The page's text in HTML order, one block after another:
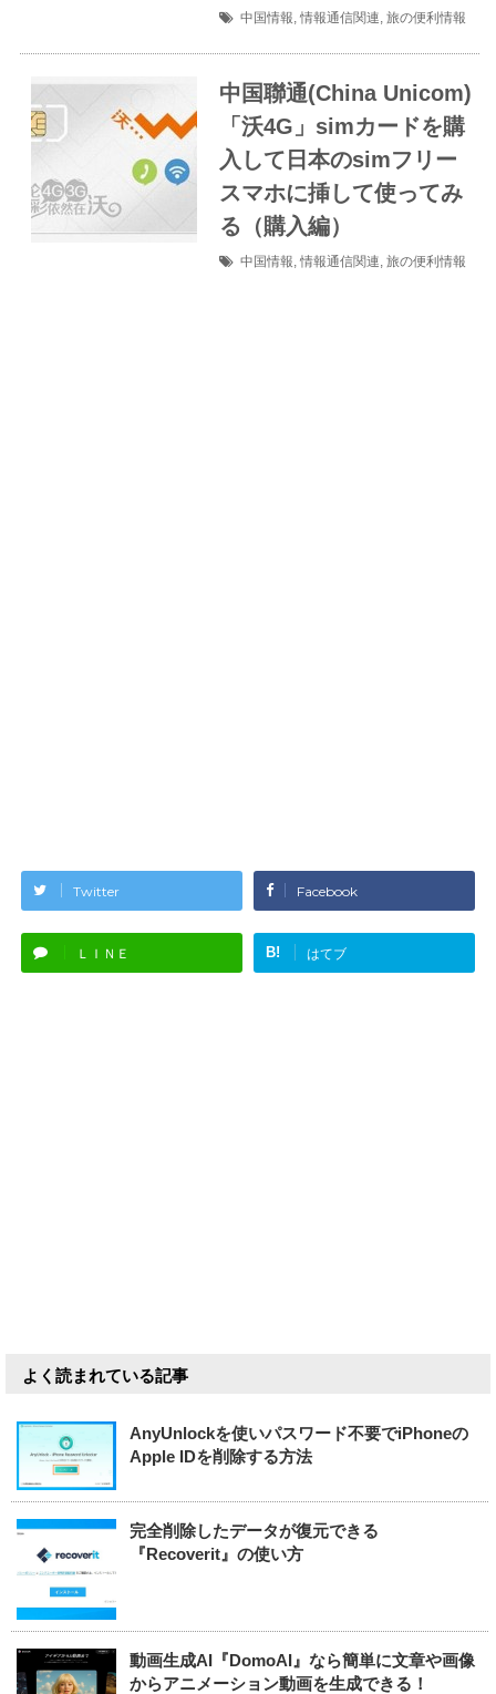
中国情報, 情報通信関連, 旅の便利情報
中国聯通(China Unicom)
「沃4G」simカードを購
入して日本のsimフリー
スマホに挿して使ってみ
る（購入編）
中国情報, 情報通信関連, 旅の便利情報
Twitter Facebook
ＬＩＮＥ B! はてブ
よく読まれている記事
AnyUnlockを使いパスワード不要でiPhoneの
Apple IDを削除する方法
完全削除したデータが復元できる
『Recoverit』の使い方
動画生成AI『DomoAI』なら簡単に文章や画像
からアニメーション動画を生成できる！